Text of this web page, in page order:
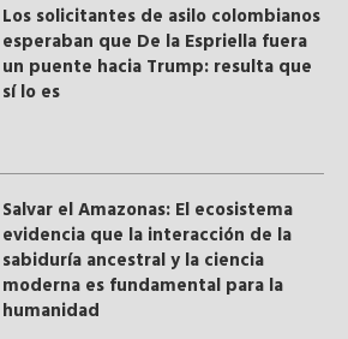
Los solicitantes de asilo colombianos
esperaban que De la Espriella fuera
un puente hacia Trump: resulta que
sí lo es
Salvar el Amazonas: El ecosistema
evidencia que la interacción de la
sabiduría ancestral y ​la ciencia
moderna​ es fundamental para la
humanidad